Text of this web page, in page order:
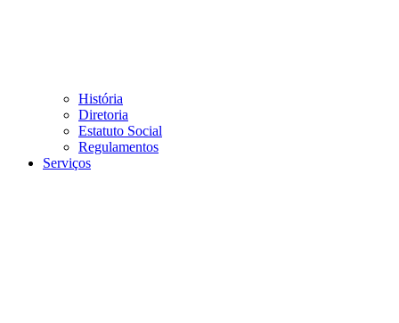
História
Diretoria
Estatuto Social
Regulamentos
Serviços